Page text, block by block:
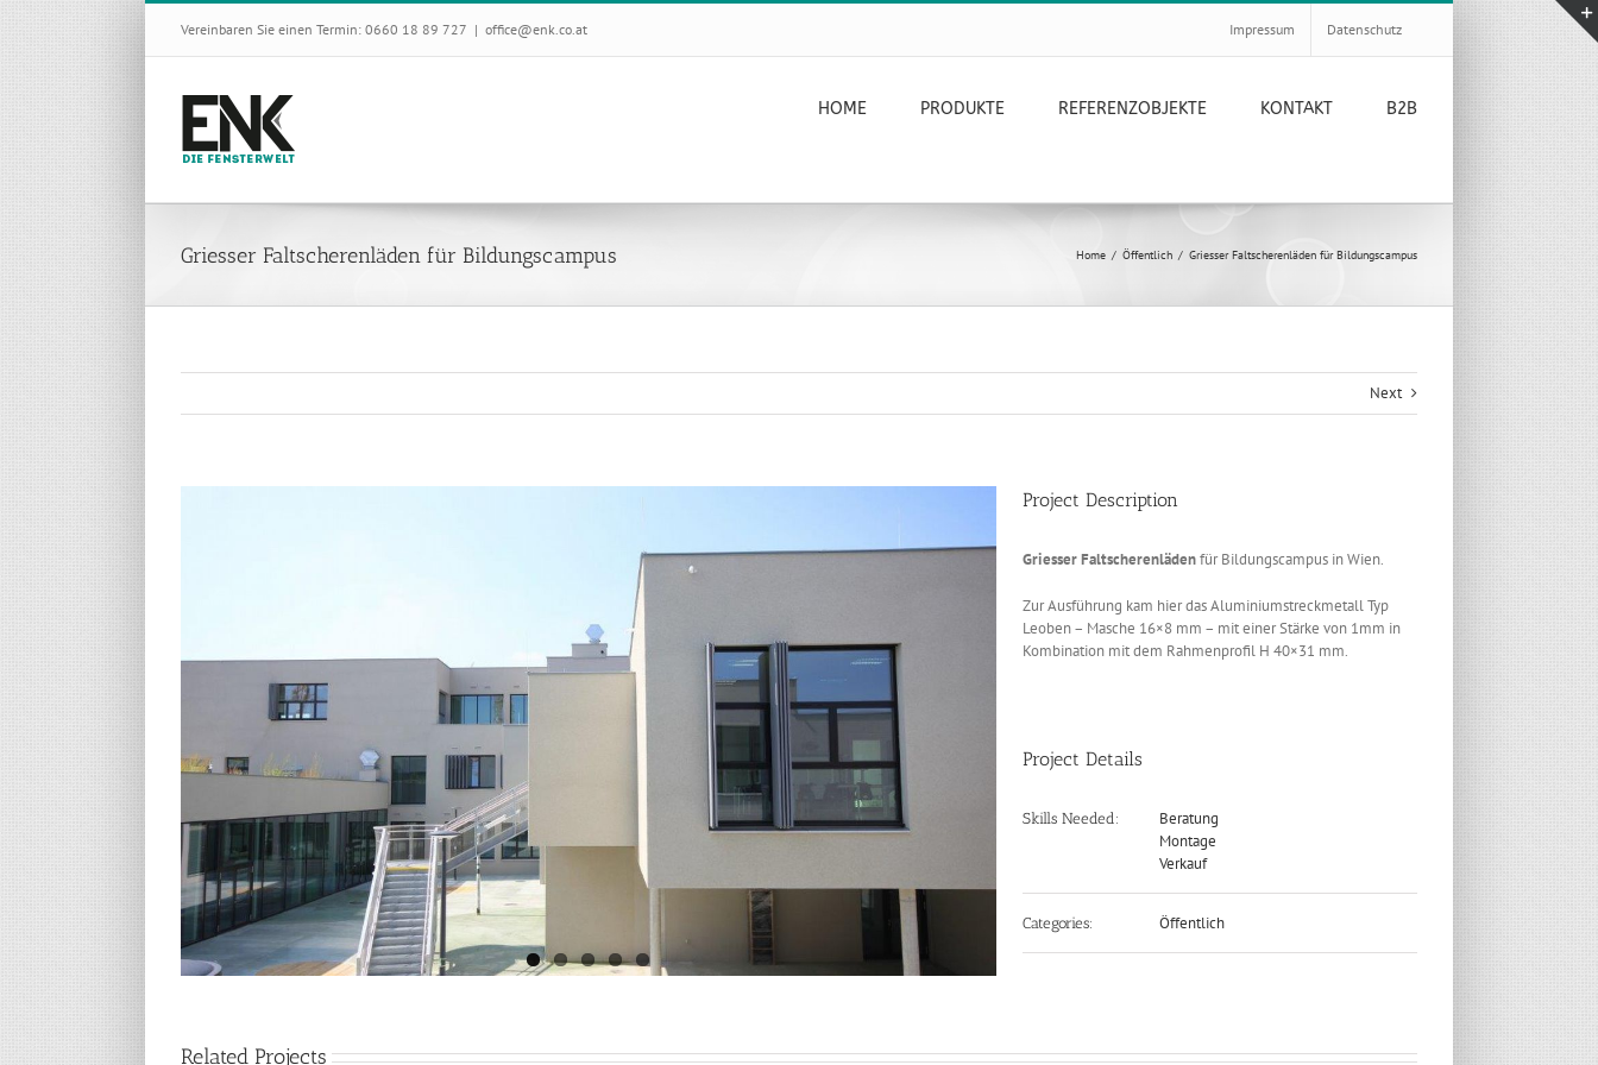
Vereinbaren Sie einen Termin: 0660 18 89 727 | office@enk.co.at Impressum Datenschutz
HOME PRODUKTE REFERENZOBJEKTE KONTAKT B2B
Griesser Faltscherenläden für Bildungscampus Home / Öffentlich / Griesser Faltscherenläden für Bildungscampus
Next
Project Description
Griesser Faltscherenlädenfür Bildungscampus in Wien.
Zur Ausführung kam hier das Aluminiumstreckmetall Typ
Leoben – Masche 16×8 mm – mit einer Stärke von 1mm in
Kombination mit dem Rahmenprofil H 40×31 mm.
Project Details
Skills Needed:
Beratung
Montage
Verkauf
Categories: Öffentlich
Related Projects